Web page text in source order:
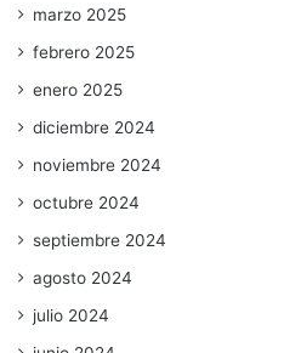
marzo 2025
febrero 2025
enero 2025
diciembre 2024
noviembre 2024
octubre 2024
septiembre 2024
agosto 2024
julio 2024